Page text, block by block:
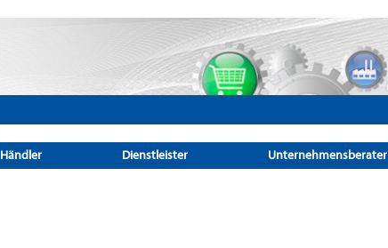
Händler Dienstleister Unternehmensberater